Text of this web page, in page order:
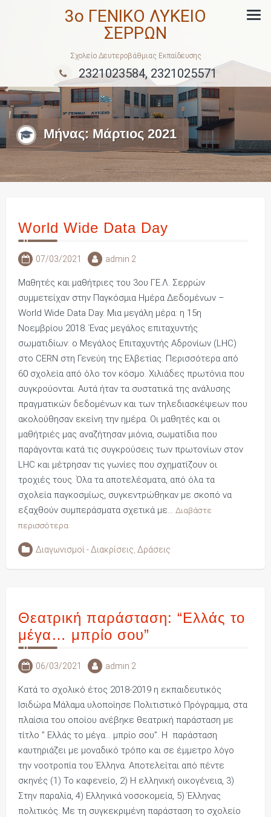
3ο ΓΕΝΙΚΟ ΛΥΚΕΙΟ
ΣΕΡΡΩΝ
Σχολείο Δευτεροβάθμιας Εκπαίδευσης
2321023584, 2321025571
Μήνας: Μάρτιος 2021
World Wide Data Day
07/03/2021 admin 2
Μαθητές και μαθήτριες του 3ου ΓΕ.Λ. Σερρών
συμμετείχαν στην Παγκόσμια Ημέρα Δεδομένων –
World Wide Data Day. Μια μεγάλη μέρα: η 15η
Νοεμβρίου 2018. Ένας μεγάλος επιταχυντής
σωματιδίων: ο Μεγάλος Επιταχυντής Αδρονίων (LHC)
στο CERN στη Γενεύη της Ελβετίας. Περισσότερα από
60 σχολεία από όλο τον κόσμο. Χιλιάδες πρωτόνια που
συγκρούονται. Αυτά ήταν τα συστατικά της ανάλυσης
πραγματικών δεδομένων και των τηλεδιασκέψεων που
ακολούθησαν εκείνη την ημέρα. Οι μαθητές και οι
μαθήτριές μας αναζήτησαν μιόνια, σωματίδια που
παράγονται κατά τις συγκρούσεις των πρωτονίων στον
LHC και μέτρησαν τις γωνίες που σχηματίζουν οι
τροχιές τους. Όλα τα αποτελέσματα, από όλα τα
σχολεία παγκοσμίως, συγκεντρώθηκαν με σκοπό να
εξαχθούν συμπεράσματα σχετικά με… Διαβάστε
περισσότερα
Διαγωνισμοί - Διακρίσεις Δράσεις
Θεατρική παράσταση: “Ελλάς το
μέγα… μπρίο σου”
06/03/2021 admin 2
Κατά το σχολικό έτος 2018-2019 η εκπαιδευτικός
Ισιδώρα Μάλαμα υλοποίησε Πολιτιστικό Πρόγραμμα, στα
πλαίσια του οποίου ανέβηκε θεατρική παράσταση με
τίτλο ” Ελλάς το μέγα… μπρίο σου”. Η παράσταση
καυτηριάζει με μοναδικό τρόπο και σε έμμετρο λόγο
την νοοτροπία του Έλληνα. Αποτελείται από πέντε
σκηνές (1) Το καφενείο, 2) Η ελληνική οικογένεια, 3)
Στην παραλία, 4) Ελληνικά νοσοκομεία, 5) Έλληνας
πολιτικός. Με τη συγκεκριμένη παράσταση το σχολείο